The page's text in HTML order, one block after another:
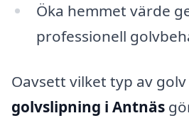
Öka hemmet värde
professionell
Oavsett vilket typ av
golvslipning i Antnäs